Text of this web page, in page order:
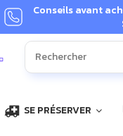
Conseils avant
SE PRÉSERVER